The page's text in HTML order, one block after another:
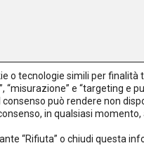
o tecnologie simili per finalità
e “targeting e
consenso può rendere non
in qualsiasi
“Rifiuta” o chiudi questa